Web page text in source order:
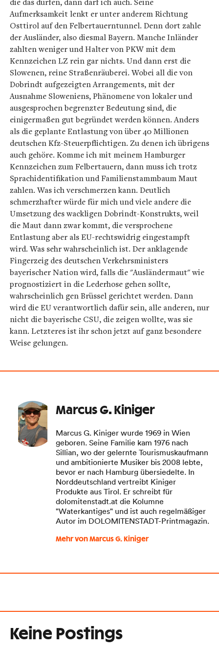
Aufmerksamkeit lenkt er unter anderem Richtung
Osttirol auf den Felbertauerntunnel. Denn dort zahle
der Ausländer, also diesmal Bayern. Manche Inländer
zahlten weniger und Halter von PKW mit dem
Kennzeichen LZ rein gar nichts. Und dann erst die
Slowenen, reine Straßenräuberei. Wobei all die von
Dobrindt aufgezeigten Arrangements, mit der
Ausnahme Sloweniens, Phänomene von lokaler und
ausgesprochen begrenzter Bedeutung sind, die
einigermaßen gut begründet werden können. Anders
als die geplante Entlastung von über 40 Millionen
deutschen Kfz-Steuerpflichtigen. Zu denen ich übrigens
auch gehöre. Komme ich mit meinem Hamburger
Kennzeichen zum Felbertauern, dann muss ich trotz
Sprachidentifikation und Familienstammbaum Maut
zahlen. Was ich verschmerzen kann. Deutlich
schmerzhafter würde für mich und viele andere die
Umsetzung des wackligen Dobrindt-Konstrukts, weil
die Maut dann zwar kommt, die versprochene
Entlastung aber als EU-rechtswidrig eingestampft
wird. Was sehr wahrscheinlich ist. Der anklagende
Fingerzeig des deutschen Verkehrsministers
bayerischer Nation wird, falls die "Ausländermaut" wie
prognostiziert in die Lederhose gehen sollte,
wahrscheinlich gen Brüssel gerichtet werden. Dann
wird die EU verantwortlich dafür sein, alle anderen, nur
nicht die bayerische CSU, die zeigen wollte, was sie
kann. Letzteres ist ihr schon jetzt auf ganz besondere
Weise gelungen.
Marcus G. Kiniger
Marcus G. Kiniger wurde 1969 in Wien
geboren. Seine Familie kam 1976 nach
Sillian, wo der gelernte Tourismuskaufmann
und ambitionierte Musiker bis 2008 lebte,
bevor er nach Hamburg übersiedelte. In
Norddeutschland vertreibt Kiniger
Produkte aus Tirol. Er schreibt für
dolomitenstadt.at die Kolumne
"Waterkantiges" und ist auch regelmäßiger
Autor im DOLOMITENSTADT-Printmagazin.
Mehr von Marcus G. Kiniger
Keine Postings